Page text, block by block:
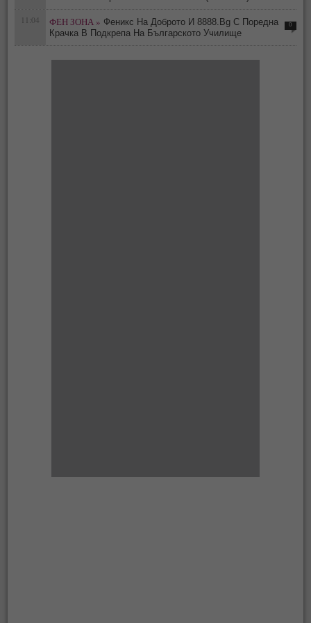
11:04 ФЕН ЗОНА » Феникс На Доброто И 8888.Bg С Поредна
Крачка В Подкрепа На Българското Училище
0